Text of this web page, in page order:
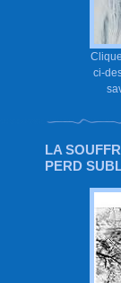
ci-
LA
PERD